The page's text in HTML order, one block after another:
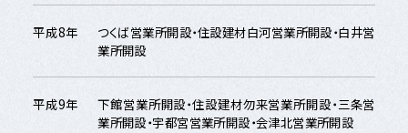
平成8年
つくば営業所開設・住設建材白河営業所開設・白井営
業所開設
平成9年
下館営業所開設・住設建材勿来営業所開設・三条営
業所開設・宇都宮営業所開設・会津北営業所開設